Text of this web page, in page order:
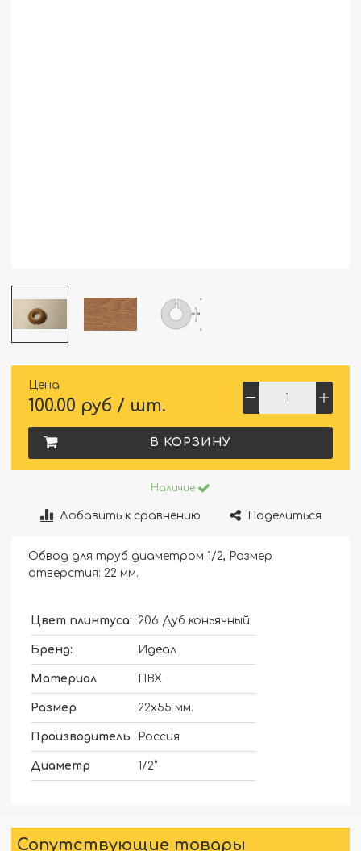
Цена
100.00 руб / шт.
В КОРЗИНУ
Наличие
Добавить к сравнению Поделиться
Обвод для труб диаметром 1/2, Размер
отверстия: 22 мм.
Цвет плинтуса: 206 Дуб коньячный
Бренд: Идеал
Материал ПВХ
Размер 22х55 мм.
Производитель Россия
Диаметр 1/2”
Сопутствующие товары